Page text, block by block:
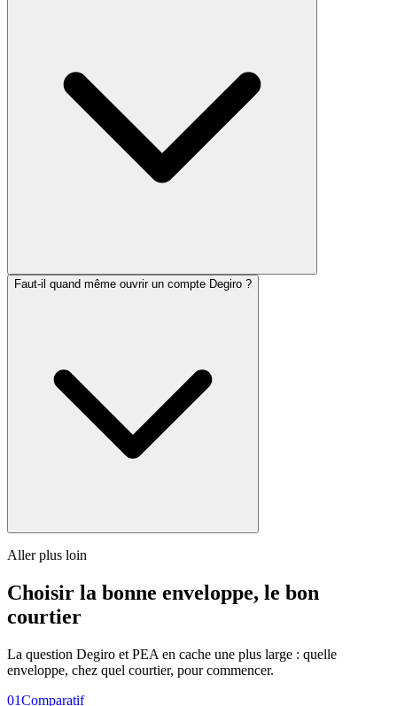
Faut-il quand même ouvrir un compte Degiro ?
Aller plus loin
Choisir la bonne enveloppe, le bon
courtier
La question Degiro et PEA en cache une plus large : quelle
enveloppe, chez quel courtier, pour commencer.
01Comparatif